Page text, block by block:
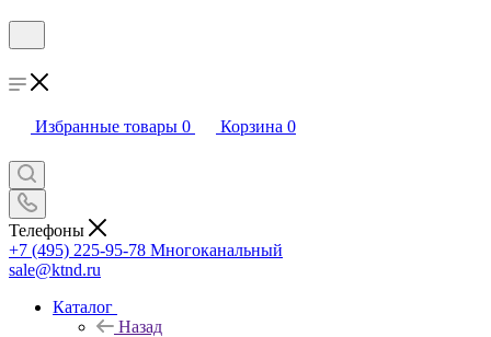
Избранные товары 0 Корзина 0
Телефоны
+7 (495) 225-95-78 Многоканальный
sale@ktnd.ru
Каталог
Назад